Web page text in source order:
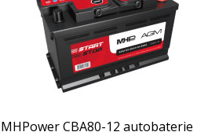
MHPower CBA80-12 autobaterie